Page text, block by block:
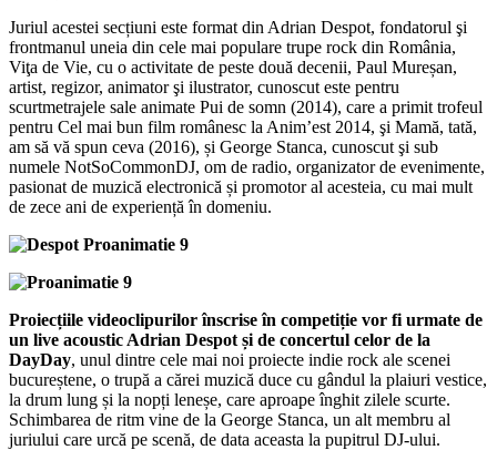
Juriul acestei secțiuni este format din Adrian Despot, fondatorul şi
frontmanul uneia din cele mai populare trupe rock din România,
Viţa de Vie, cu o activitate de peste două decenii, Paul Mureșan,
artist, regizor, animator şi ilustrator, cunoscut este pentru
scurtmetrajele sale animate Pui de somn (2014), care a primit trofeul
pentru Cel mai bun film românesc la Anim’est 2014, şi Mamă, tată,
am să vă spun ceva (2016), și George Stanca, cunoscut şi sub
numele NotSoCommonDJ, om de radio, organizator de evenimente,
pasionat de muzică electronică și promotor al acesteia, cu mai mult
de zece ani de experiență în domeniu.
Proiecțiile videoclipurilor înscrise în competiție vor fi urmate de
un live acoustic Adrian Despot și de concertul celor de la
DayDay, unul dintre cele mai noi proiecte indie rock ale scenei
bucureștene, o trupă a cărei muzică duce cu gândul la plaiuri vestice,
la drum lung și la nopți leneșe, care aproape înghit zilele scurte.
Schimbarea de ritm vine de la George Stanca, un alt membru al
juriului care urcă pe scenă, de data aceasta la pupitrul DJ-ului.